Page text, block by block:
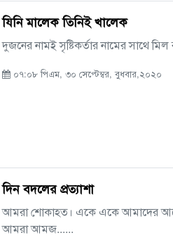
যিনি মালেক তিনিই খালেক
দুজনের নামই সৃষ্টিকর্তার নামের সাথে
০৭:০৮ পিএম, ৩০ সেপ্টেম্বর, বুধবার,২০২০
​​​​​​​দিন বদলের প্রত্যাশা
আমরা শোকাহত। একে একে আমাদের
আমরা আমজ......